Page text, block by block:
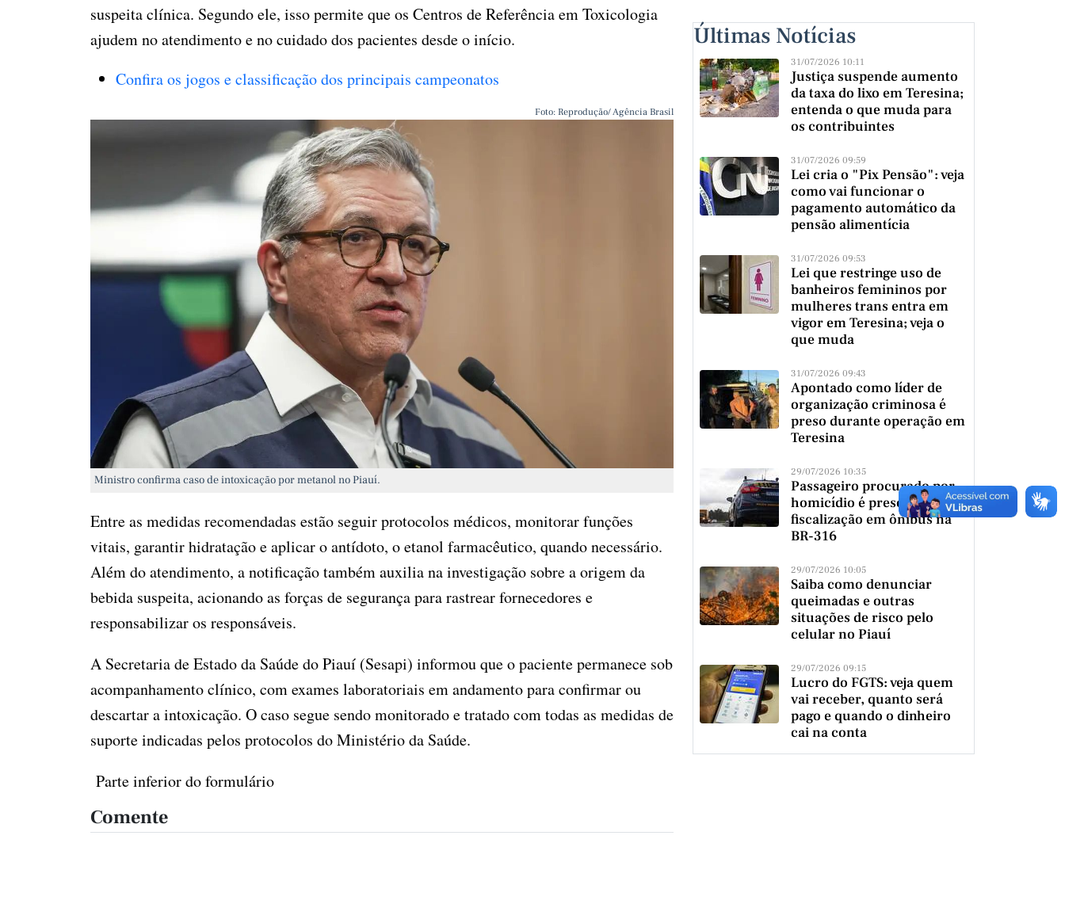
suspeita clínica. Segundo ele, isso permite que os Centros de Referência em Toxicologia
ajudem no atendimento e no cuidado dos pacientes desde o início.
Confira os jogos e classificação dos principais campeonatos
Foto: Reprodução/ Agência Brasil
Ministro confirma caso de intoxicação por metanol no Piauí.
Entre as medidas recomendadas estão seguir protocolos médicos, monitorar funções
vitais, garantir hidratação e aplicar o antídoto, o etanol farmacêutico, quando necessário.
Além do atendimento, a notificação também auxilia na investigação sobre a origem da
bebida suspeita, acionando as forças de segurança para rastrear fornecedores e
responsabilizar os responsáveis.
A Secretaria de Estado da Saúde do Piauí (Sesapi) informou que o paciente permanece sob
acompanhamento clínico, com exames laboratoriais em andamento para confirmar ou
descartar a intoxicação. O caso segue sendo monitorado e tratado com todas as medidas de
suporte indicadas pelos protocolos do Ministério da Saúde.
Parte inferior do formulário
Comente
Últimas Notícias
31/07/2026 10:11
Justiça suspende aumento
da taxa do lixo em Teresina;
entenda o que muda para
os contribuintes
31/07/2026 09:59
Lei cria o "Pix Pensão": veja
como vai funcionar o
pagamento automático da
pensão alimentícia
31/07/2026 09:53
Lei que restringe uso de
banheiros femininos por
mulheres trans entra em
vigor em Teresina; veja o
que muda
31/07/2026 09:43
Apontado como líder de
organização criminosa é
preso durante operação em
Teresina
29/07/2026 10:35
Passageiro procurado por
homicídio é preso durante
fiscalização em ônibus na
BR-316
29/07/2026 10:05
Saiba como denunciar
queimadas e outras
situações de risco pelo
celular no Piauí
29/07/2026 09:15
Lucro do FGTS: veja quem
vai receber, quanto será
pago e quando o dinheiro
cai na conta